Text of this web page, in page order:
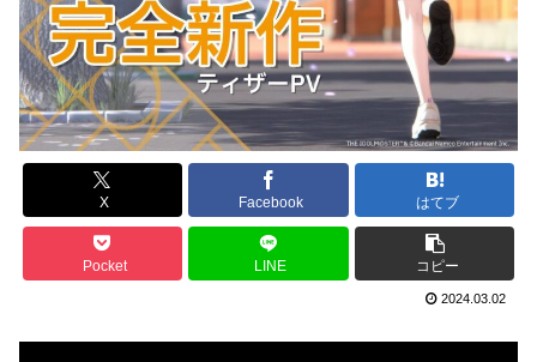
X Facebook はてブ
Pocket LINE コピー
2024.03.02